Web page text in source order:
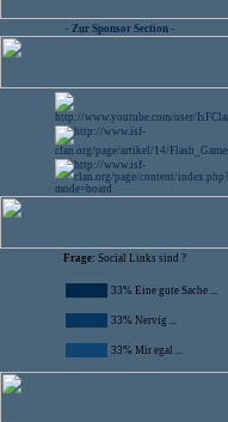
- Zur Sponsor Section -
Frage: Social Links sind ?
33% Eine gute Sache ...
33% Nervig ...
33% Mir egal ...